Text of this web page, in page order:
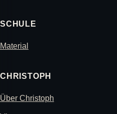
SCHULE
Material
CHRISTOPH
Über Christoph